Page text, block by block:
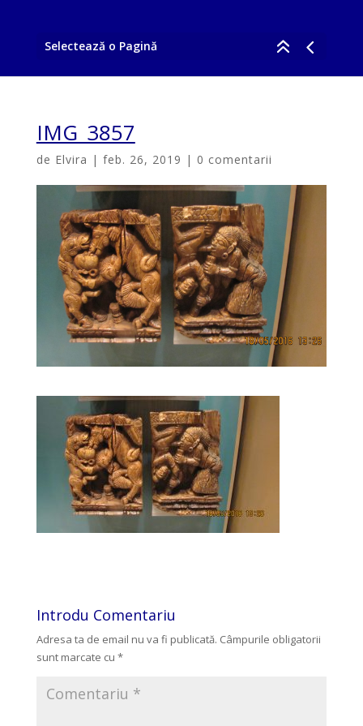
Selectează o Pagină
IMG_3857
de Elvira | feb. 26, 2019 | 0 comentarii
Introdu Comentariu
Adresa ta de email nu va fi publicată. Câmpurile obligatorii
sunt marcate cu *